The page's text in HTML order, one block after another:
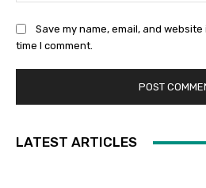
Save my name, email, and
time I comment.
LATEST ARTICLES